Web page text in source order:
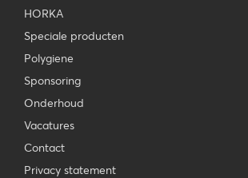
HORKA
Speciale producten
Polygiene
Sponsoring
Onderhoud
Vacatures
Contact
Privacy statement